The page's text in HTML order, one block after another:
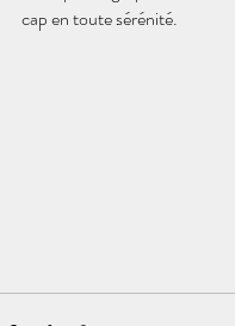
cap en toute sérénité.